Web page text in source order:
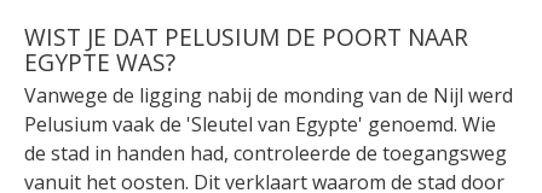
WIST JE DAT PELUSIUM DE POORT NAAR
EGYPTE WAS?
Vanwege de ligging nabij de monding van de Nijl werd
Pelusium vaak de 'Sleutel van Egypte' genoemd. Wie
de stad in handen had, controleerde de toegangsweg
vanuit het oosten. Dit verklaart waarom de stad door